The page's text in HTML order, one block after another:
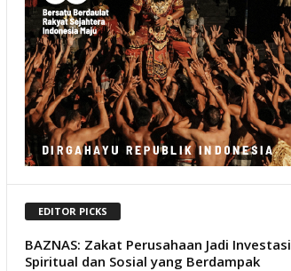
EDITOR PICKS
BAZNAS: Zakat Perusahaan Jadi Investasi
Spiritual dan Sosial yang Berdampak